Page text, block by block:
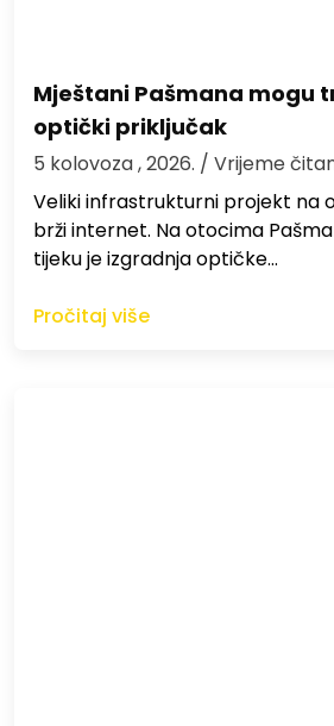
Mještani Pašmana mogu
optički priključak
5 kolovoza , 2026. / Vrijeme
Veliki infrastrukturni projekt na
brži internet. Na otocima
tijeku je izgradnja optičke…
Pročitaj više